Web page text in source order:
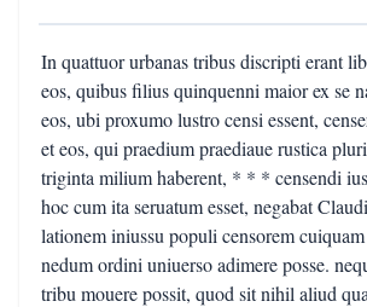
In quattuor urbanas tribus discripti erant
eos, quibus filius quinquenni maior ex se
eos, ubi proxumo lustro censi essent,
et eos, qui praedium praediaue rustica
triginta milium haberent, * * * censendi
hoc cum ita seruatum esset, negabat
lationem iniussu populi censorem
nedum ordini uniuerso adimere posse.
tribu mouere possit, quod sit nihil aliud